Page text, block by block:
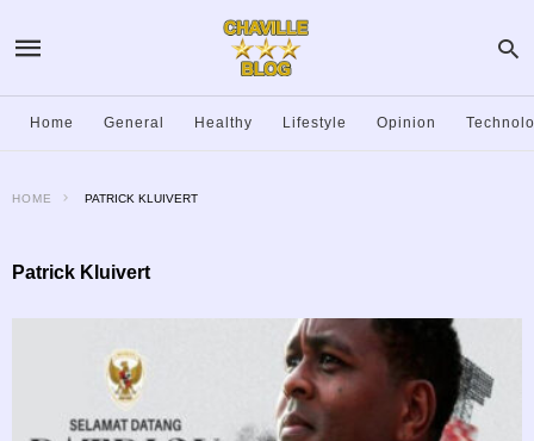
Home General Healthy Lifestyle Opinion
HOME PATRICK KLUIVERT
Patrick Kluivert